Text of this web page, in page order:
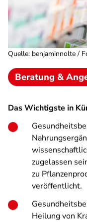
Quelle: benjaminnolte /
Beratung &
Das Wichtigste in
zugelassen
zu
veröffentlicht.
Heilung von